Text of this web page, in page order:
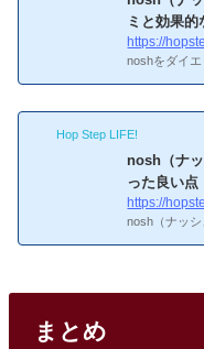
見比較10社
すい4社を比
hが一歩リー
特徴nosh462
ミと効果的
https://
noshをダイ
楽になった。
最大の強みだ
イエットに
大の理由は
と。コンビ
ンビニ弁当糖
ロリー200〜
Hop Step LIFE!
nosh（ナ
った良い点
https://
nosh（ナッ
noshの実力
まとめ